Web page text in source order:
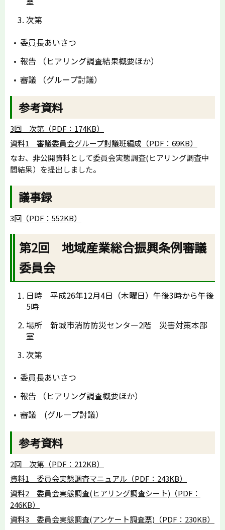
次第
委員長あいさつ
報告 （ヒアリング調査結果概要ほか）
審議 （グループ討議）
参考資料
3回 次第（PDF：174KB）
資料1 審議委員会グループ討議班編成（PDF：69KB）
なお、非公開資料として委員会実態調査(ヒアリング調査中
間結果）を提出しました。
議事録
3回（PDF：552KB）
第2回 地域産業総合振興条例審議
委員会
日時 平成26年12月4日（木曜日）午後3時から午後
5時
場所 新城市消防防災センター2階 災害対策本部
室
次第
委員長あいさつ
報告 （ヒアリング調査概要ほか）
審議 (グル―プ討議）
参考資料
2回 次第（PDF：212KB）
資料1 委員会実態調査マニュアル（PDF：243KB）
資料2 委員会実態調査(ヒアリング調査シート)（PDF：
246KB）
資料3 委員会実態調査(アンケート調査票)（PDF：230KB）